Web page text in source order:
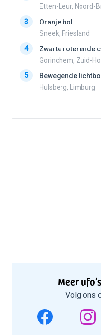
Etten-Leur, Noord-
3
Oranje bol
Sneek, Friesland
4
Zwarte roterende
Gorinchem, Zuid-
5
Bewegende
Hulsberg, Limburg
Meer
Volg ons